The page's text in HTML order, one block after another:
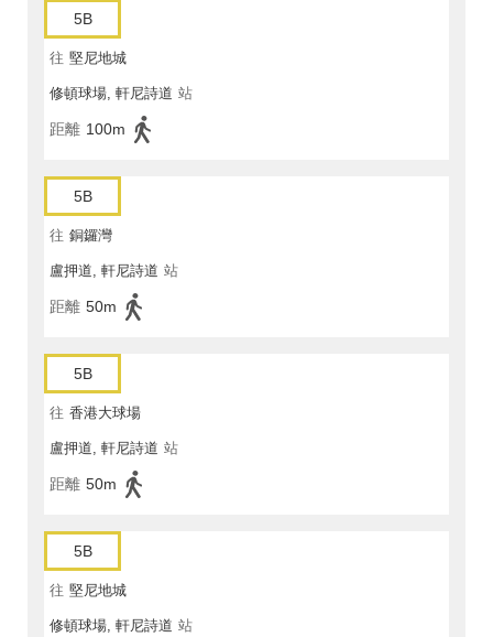
5B
往 堅尼地城
修頓球場, 軒尼詩道 站
距離 100m
5B
往 銅鑼灣
盧押道, 軒尼詩道 站
距離 50m
5B
往 香港大球場
盧押道, 軒尼詩道 站
距離 50m
5B
往 堅尼地城
修頓球場, 軒尼詩道 站